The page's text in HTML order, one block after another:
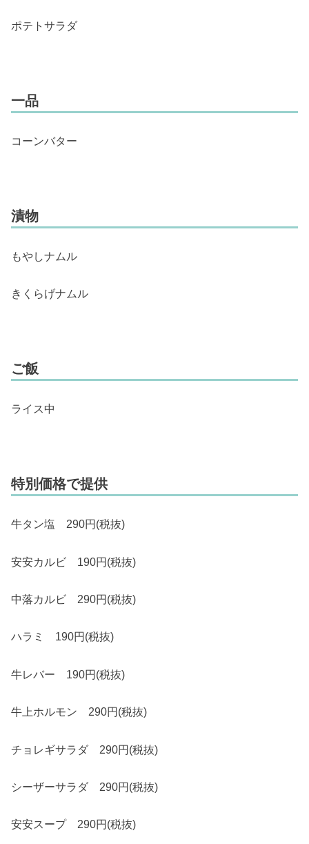
ポテトサラダ
一品
コーンバター
漬物
もやしナムル
きくらげナムル
ご飯
ライス中
特別価格で提供
牛タン塩 290円(税抜)
安安カルビ 190円(税抜)
中落カルビ 290円(税抜)
ハラミ 190円(税抜)
牛レバー 190円(税抜)
牛上ホルモン 290円(税抜)
チョレギサラダ 290円(税抜)
シーザーサラダ 290円(税抜)
安安スープ 290円(税抜)